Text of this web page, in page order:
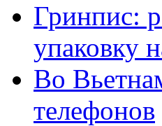
Гринпис:
упаковку
Во
телефонов